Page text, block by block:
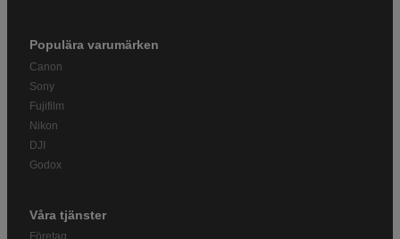
Populära varumärken
Canon
Sony
Fujifilm
Nikon
DJI
Godox
Våra tjänster